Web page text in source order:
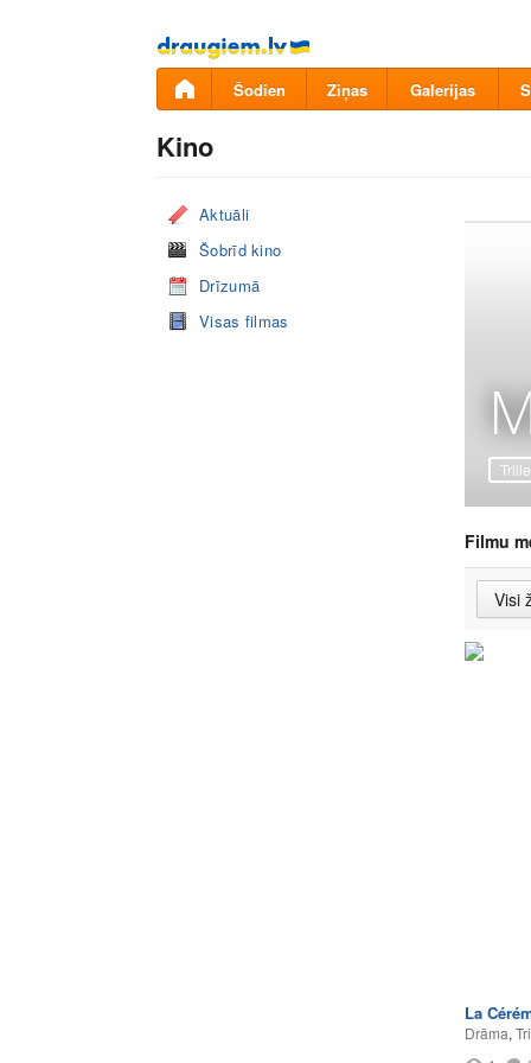
Pāriet
uz
saturu
Šodien Ziņas Galerijas
Kino
Aktuāli
Šobrīd kino
Drīzumā
Visas filmas
Filmu
La
Drāma,